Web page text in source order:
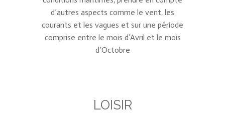
d’autres aspects comme le vent, les
courants et les vagues et sur une période
comprise entre le mois d’Avril et le mois
d’Octobre
LOISIR